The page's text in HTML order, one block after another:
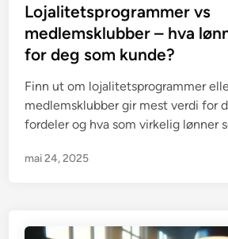
s
t
e
i
n
Lojalitetsprogrammer vs
medlemsklubber – hva
for deg som kunde?
Finn ut om lojalitetsprogrammer
medlemsklubber gir mest verdi for
fordeler og hva som virkelig lønner
mai 24, 2025